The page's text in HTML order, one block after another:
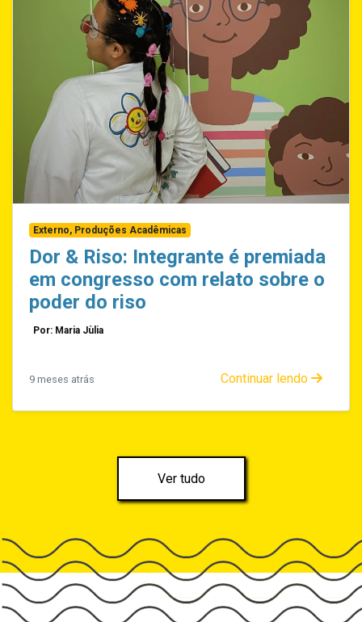
Externo, Produções Acadêmicas
Dor & Riso: Integrante é premiada
em congresso com relato sobre o
poder do riso
Por: Maria Jùlia
9 meses atrás Continuar lendo
Ver tudo